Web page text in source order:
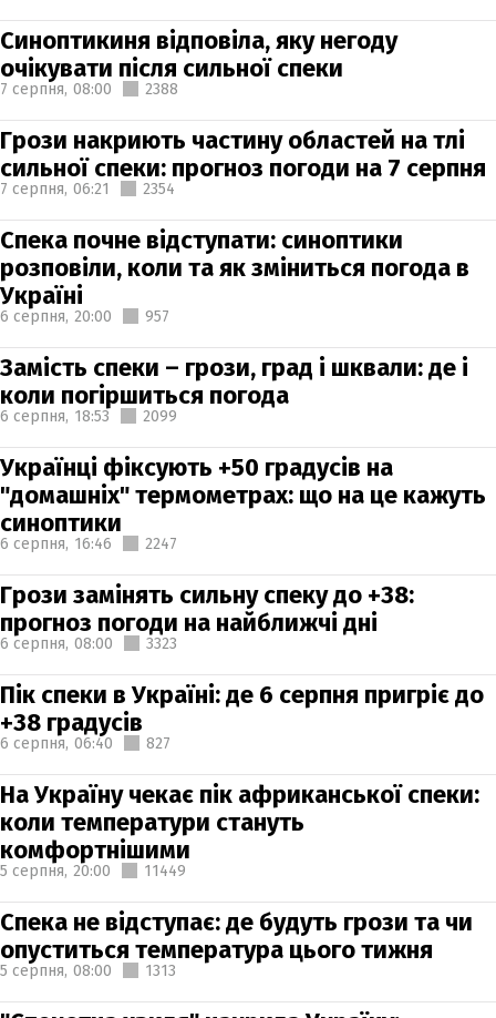
Синоптикиня відповіла, яку негоду
очікувати після сильної спеки
7 серпня, 08:00 2388
Грози накриють частину областей на тлі
сильної спеки: прогноз погоди на 7 серпня
7 серпня, 06:21 2354
Спека почне відступати: синоптики
розповіли, коли та як зміниться погода в
Україні
6 серпня, 20:00 957
Замість спеки – грози, град і шквали: де і
коли погіршиться погода
6 серпня, 18:53 2099
Українці фіксують +50 градусів на
"домашніх" термометрах: що на це кажуть
синоптики
6 серпня, 16:46 2247
Грози замінять сильну спеку до +38:
прогноз погоди на найближчі дні
6 серпня, 08:00 3323
Пік спеки в Україні: де 6 серпня пригріє до
+38 градусів
6 серпня, 06:40 827
На Україну чекає пік африканської спеки:
коли температури стануть
комфортнішими
5 серпня, 20:00 11449
Спека не відступає: де будуть грози та чи
опуститься температура цього тижня
5 серпня, 08:00 1313